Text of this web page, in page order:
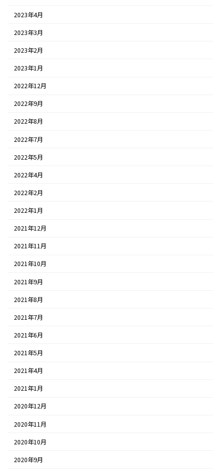
2023年4月
2023年3月
2023年2月
2023年1月
2022年12月
2022年9月
2022年8月
2022年7月
2022年5月
2022年4月
2022年2月
2022年1月
2021年12月
2021年11月
2021年10月
2021年9月
2021年8月
2021年7月
2021年6月
2021年5月
2021年4月
2021年1月
2020年12月
2020年11月
2020年10月
2020年9月